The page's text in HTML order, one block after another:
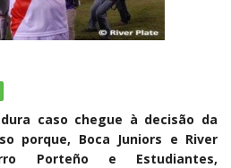
caso chegue à decisão da
porque, Boca Juniors e River
Porteño e Estudiantes,